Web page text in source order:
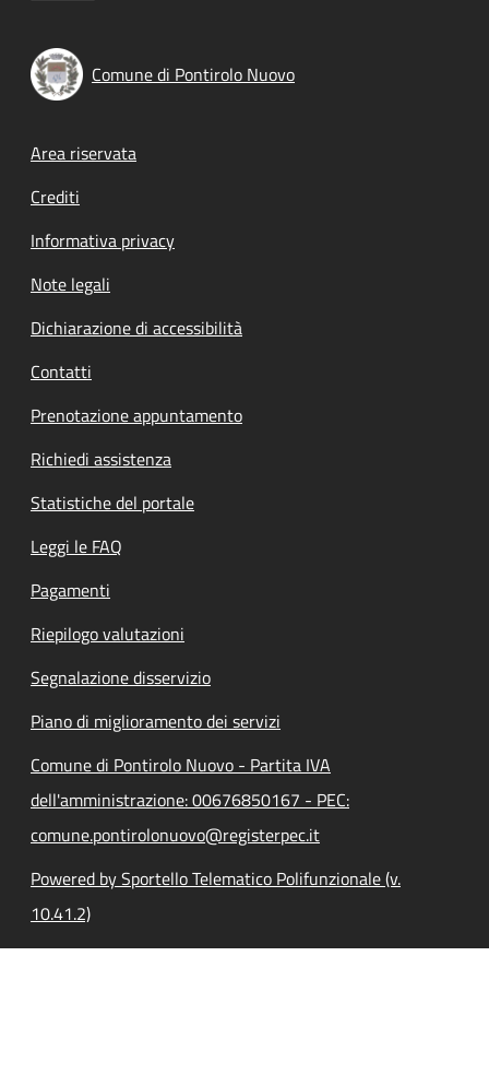
Comune di Pontirolo Nuovo
Footer menu
Area riservata
Crediti
Informativa privacy
Note legali
Dichiarazione di accessibilità
Contatti
Prenotazione appuntamento
Richiedi assistenza
Statistiche del portale
Leggi le FAQ
Pagamenti
Riepilogo valutazioni
Segnalazione disservizio
Piano di miglioramento dei servizi
Comune di Pontirolo Nuovo - Partita IVA
dell'amministrazione: 00676850167 - PEC:
comune.pontirolonuovo@registerpec.it
Powered by Sportello Telematico Polifunzionale (v.
10.41.2)